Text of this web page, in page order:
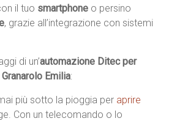
il tuo smartphone o persino
, grazie all’integrazione con sistemi
di un’automazione Ditec per
Emilia:
più sotto la pioggia per aprire
Con un telecomando o lo